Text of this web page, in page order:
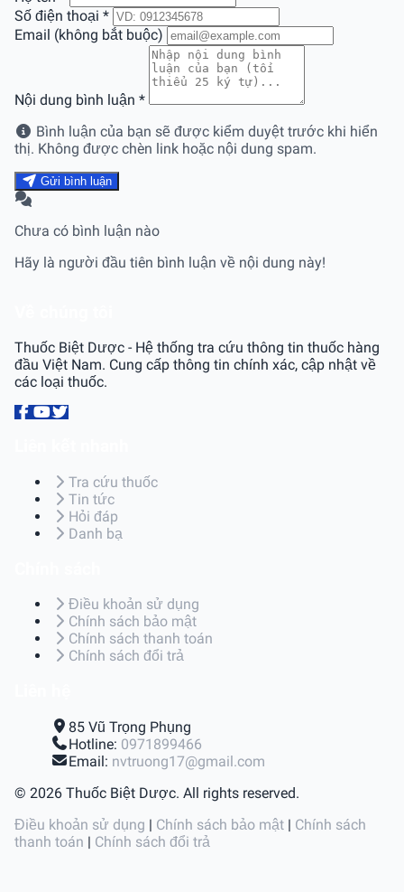
Số điện thoại *
Email (không bắt buộc)
Nội dung bình luận *
Bình luận của bạn sẽ được kiểm duyệt trước khi hiển
thị. Không được chèn link hoặc nội dung spam.
Gửi bình luận
Chưa có bình luận nào
Hãy là người đầu tiên bình luận về nội dung này!
Thuốc Biệt Dược - Hệ thống tra cứu thông tin thuốc hàng
đầu Việt Nam. Cung cấp thông tin chính xác, cập nhật về
các loại thuốc.
Tra cứu thuốc
Tin tức
Hỏi đáp
Danh bạ
Điều khoản sử dụng
Chính sách bảo mật
Chính sách thanh toán
Chính sách đổi trả
85 Vũ Trọng Phụng
Hotline: 0971899466
Email: nvtruong17@gmail.com
© 2026 Thuốc Biệt Dược. All rights reserved.
Điều khoản sử dụng | Chính sách bảo mật | Chính sách
thanh toán | Chính sách đổi trả